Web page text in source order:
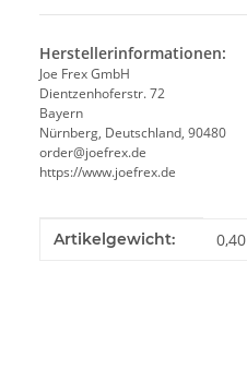
Herstellerinformationen:
Joe Frex GmbH
Dientzenhoferstr. 72
Bayern
Nürnberg, Deutschland, 90480
order@joefrex.de
https://www.joefrex.de
Produkteigenschaft
Wert
Artikelgewicht: 0,40